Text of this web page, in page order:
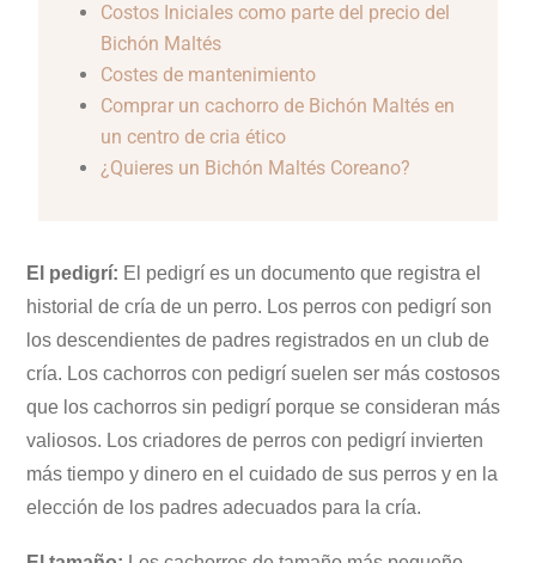
Costos Iniciales como parte del precio del
Bichón Maltés
Costes de mantenimiento
Comprar un cachorro de Bichón Maltés en
un centro de cria ético
¿Quieres un Bichón Maltés Coreano?
El pedigrí: El pedigrí es un documento que registra el
historial de cría de un perro. Los perros con pedigrí son
los descendientes de padres registrados en un club de
cría. Los cachorros con pedigrí suelen ser más costosos
que los cachorros sin pedigrí porque se consideran más
valiosos. Los criadores de perros con pedigrí invierten
más tiempo y dinero en el cuidado de sus perros y en la
elección de los padres adecuados para la cría.